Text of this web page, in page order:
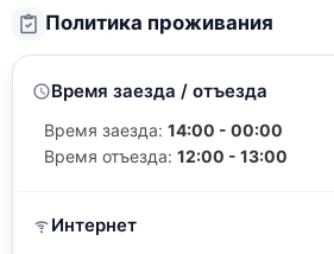
Политика проживания
Время заезда / отъезда
Время заезда: 14:00 - 00:00
Время отъезда: 12:00 - 13:00
Интернет